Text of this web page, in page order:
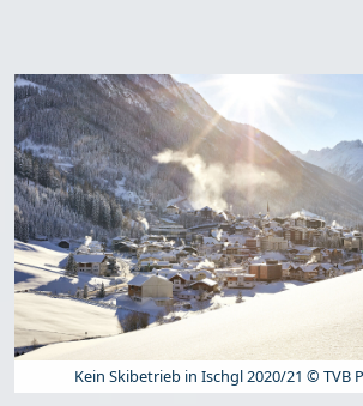
Kein Skibetrieb in Ischgl 2020/21 © TVB